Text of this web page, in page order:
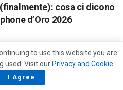
cosa ci dicono
d’Oro 2026
to use this website you are
used. Visit our Privacy and Cookie
I Agree